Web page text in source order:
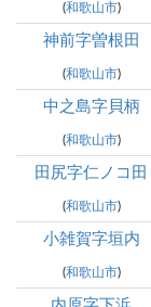
(和歌山市)
神前字曽根田
(和歌山市)
中之島字貝柄
(和歌山市)
田尻字仁ノコ田
(和歌山市)
小雑賀字垣内
(和歌山市)